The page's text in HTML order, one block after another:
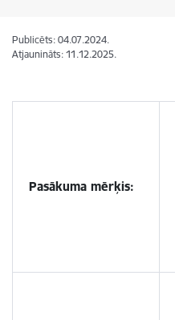
Publicēts: 04.07.2024.
Atjaunināts: 11.12.2025.
Pasākuma mērķis: